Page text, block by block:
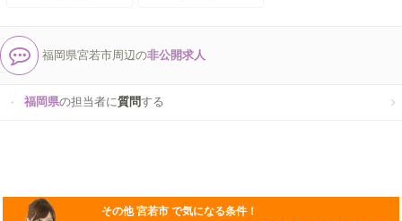
福岡県宮若市周辺の非公開求人
福岡県の担当者に質問する
その他宮若市 で気になる条件！